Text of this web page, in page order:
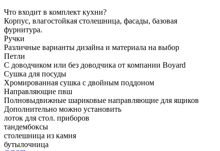
Что входит в комплект кухни?
Корпус, влагостойкая столешница, фасады, базовая
фурнитура.
Ручки
Различные варианты дизайна и материала на выбор
Петли
С доводчиком или без доводчика от компании Boyard
Сушка для посуды
Хромированная сушка с двойным поддоном
Направляющие пвш
Полновыдвижные шариковые направляющие для ящиков
Дополнительно можно установить
лоток для стол. приборов
тандембоксы
столешница из камня
бутылочница